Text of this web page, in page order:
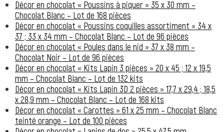
Décor en chocolat « Poussins à piquer » 35 x 30 mm –
Chocolat Blanc – Lot de 168 pièces
Décor en chocolat « Poussins coquilles assortiment » 34 x
37 ; 33 x 34 mm – Chocolat Blanc – Lot de 96 pièces
Décor en chocolat « Poules dans le nid » 37 x 38 mm –
Chocolat Noir – Lot de 96 pièces
Décor en chocolat « Kits Lapin 3 pièces » 20 x 45 ; 12 x 19,5
mm – Chocolat Blanc – Lot de 132 kits
Décor en chocolat « Kits Lapin 3D 2 pièces » 17,7 x 29,4 ; 18,5
x 28,9 mm – Chocolat Blanc – Lot de 168 kits
Décor en chocolat « Carottes » 61 x 25 mm – Chocolat Blanc
teinté orange – Lot de 100 pièces